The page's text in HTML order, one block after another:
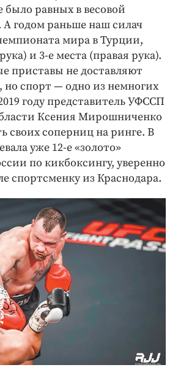
равных в весовой
А годом раньше наш силач
мира в Турции,
и 3-е места (правая рука).
приставы не доставляют
но спорт — ​одно из немногих
году представитель УФССП
Ксения Мирошниченко
своих соперниц на ринге. В
уже 12-е «золото»
по кикбоксингу, уверенно
спортсменку из Краснодара.